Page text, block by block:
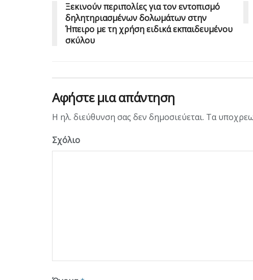
Ξεκινούν περιπολίες για τον εντοπισμό
δηλητηριασμένων δολωμάτων στην
Ήπειρο με τη χρήση ειδικά εκπαιδευμένου
σκύλου
Αφήστε μια απάντηση
Η ηλ. διεύθυνση σας δεν δημοσιεύεται. Τα
Σχόλιο